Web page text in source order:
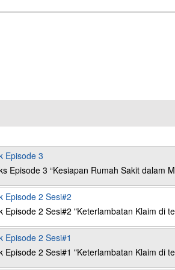
Episode 3
Episode 3 “Kesiapan Rumah Sakit dalam
Episode 2 Sesi#2
Episode 2 Sesi#2 "Keterlambatan Klaim di
Episode 2 Sesi#1
Episode 2 Sesi#1 "Keterlambatan Klaim di